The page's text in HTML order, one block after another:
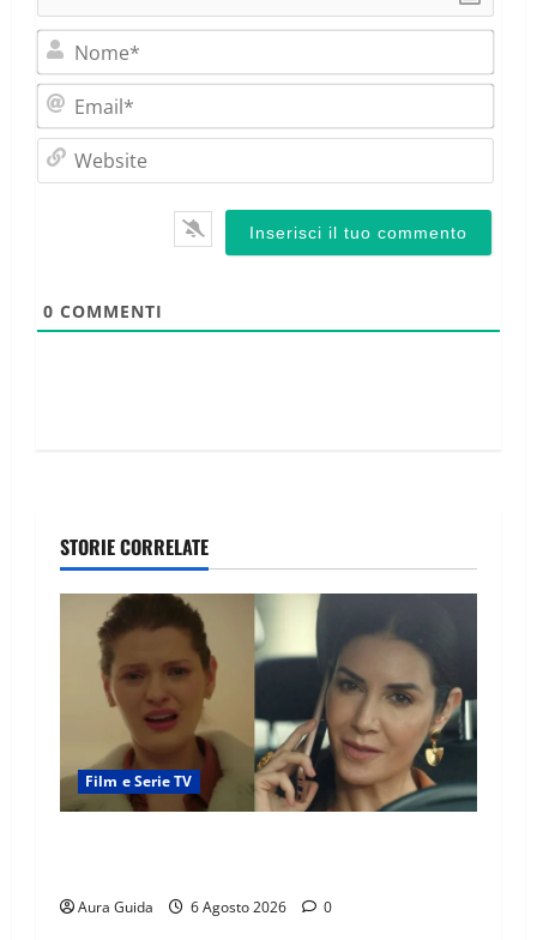
0 COMMENTI
STORIE CORRELATE
Film e Serie TV
Aura Guida 6 Agosto 2026 0